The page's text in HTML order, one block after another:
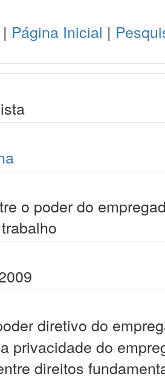
| Página Inicial |
o poder do
diretivo do
privacidade do
direitos